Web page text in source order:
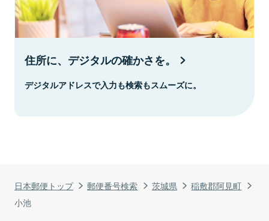
日本郵便トップ 郵便番号検索 茨城県
稲敷郡阿見町
小池
住所に、デジタルの確かさを。
デジタルアドレスで入力も検索もスムーズに。